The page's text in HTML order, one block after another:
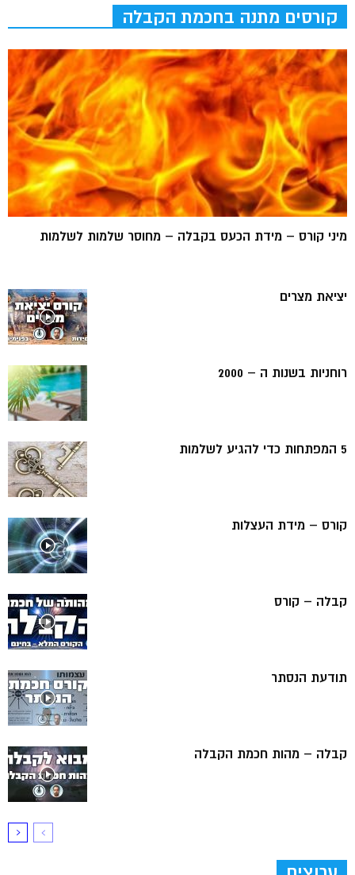
קורסים מתנה בחכמת הקבלה
מיני קורס – מידת הכעס בקבלה – מחוסר שלמות לשלמות
יציאת מצרים
רוחניות בשנות ה – 2000
5 המפתחות כדי להגיע לשלמות
קורס – מידת העצלות
קבלה – קורס
תודעת הנסתר
קבלה – מהות חכמת הקבלה